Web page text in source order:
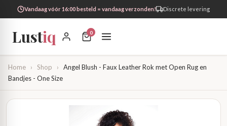
Vandaag vóór 16:00 besteld = vandaag verzonden! Discrete levering
Lustiq 0
Home › Shop ›
Angel Blush - Faux Leather Rok met Open Rug en
Bandjes - One Size